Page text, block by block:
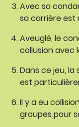
Avec sa
sa carrière est
Aveuglé, le
collusion avec
Dans ce jeu,
est
Il y a eu
groupes pour